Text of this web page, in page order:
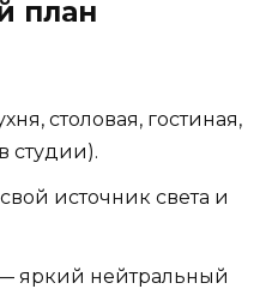
план
столовая, гостиная,
студии).
источник света и
яркий нейтральный